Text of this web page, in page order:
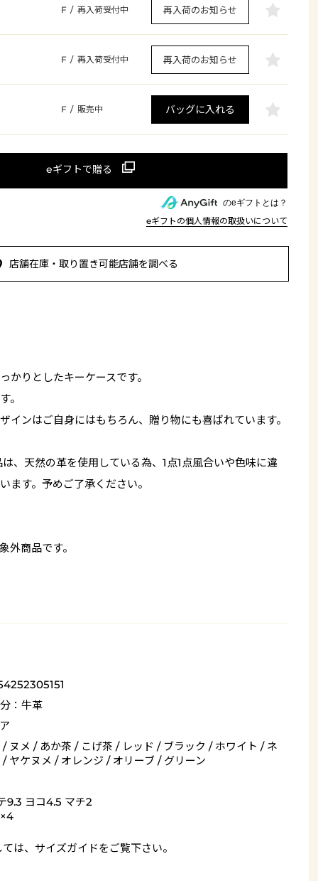
F / 再入荷受付中 再入荷のお知らせ
F / 再入荷受付中 再入荷のお知らせ
F / 販売中 バッグに入れる
のeギフトとは？
eギフトの個人情報の取扱いについて
店舗在庫・取り置き可能店舗を調べる
かりとしたキーケースです。
。
インはご自身にはもちろん、贈り物にも喜ばれています。
、天然の革を使用している為、1点1点風合いや色味に違
ます。予めご了承ください。
外商品です。
：牛革
/ ヌメ / あか茶 / こげ茶 / レッド / ブラック / ホワイト / ネ
ヤケヌメ / オレンジ / オリーブ / グリーン
9.3 ヨコ4.5 マチ2
は、 サイズガイドをご覧下さい。